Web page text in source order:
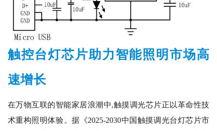
触控台灯芯片助力智能照明市场高
速增长
在万物互联的智能家居浪潮中,触摸调光芯片正以革命性技
术重构照明体验。据《2025-2030中国触摸调光台灯芯片市